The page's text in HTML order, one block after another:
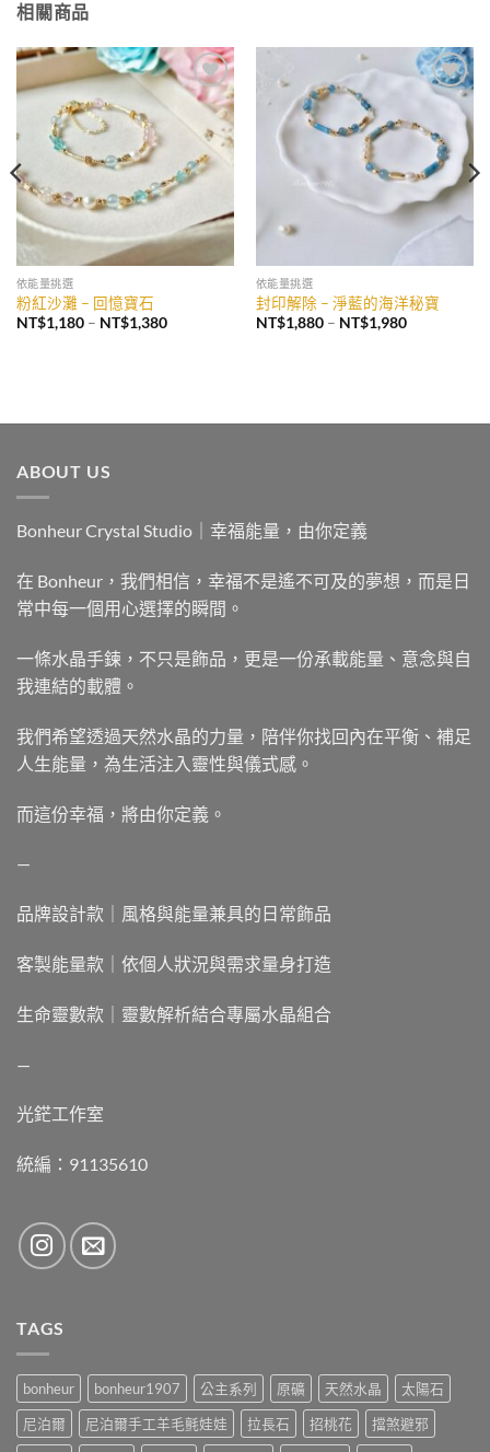
相關商品
加入
收藏
依能量挑選
粉紅沙灘 – 回憶寶石
NT$1,180 – NT$1,380價
加入
收藏
依能量挑選
封印解除 – 淨藍的海洋秘寶
NT$1,880 – NT$1,980價
ABOUT US
Bonheur Crystal Studio｜幸福能量，由你定義
在 Bonheur，我們相信，幸福不是遙不可及的夢想，而是日
常中每一個用心選擇的瞬間。
一條水晶手鍊，不只是飾品，更是一份承載能量、意念與自
我連結的載體。
我們希望透過天然水晶的力量，陪伴你找回內在平衡、補足
人生能量，為生活注入靈性與儀式感。
而這份幸福，將由你定義。
—
品牌設計款｜風格與能量兼具的日常飾品
客製能量款｜依個人狀況與需求量身打造
生命靈數款｜靈數解析結合專屬水晶組合
—
光鋩工作室
統編：91135610
TAGS
bonheur bonheur1907 公主系列 原礦 天然水晶
太陽石
尼泊爾
尼泊爾手工羊毛氈娃娃 拉長石 招桃花
擋煞避邪